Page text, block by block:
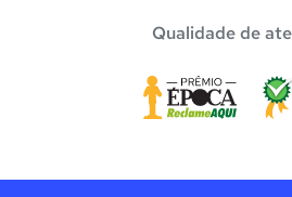
Qualidade de